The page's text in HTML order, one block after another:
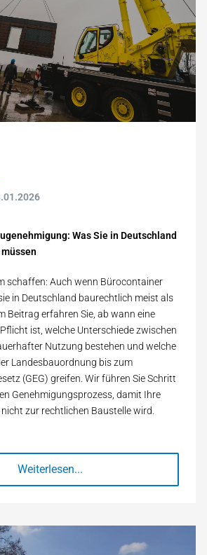
Was Sie in Deutschland
schaffen: Auch wenn Bürocontainer
in Deutschland baurechtlich meist als
Beitrag erfahren Sie, ab wann eine
ist, welche Unterschiede zwischen
Nutzung bestehen und welche
Landesbauordnung bis zum
(GEG) greifen. Wir führen Sie Schritt
Genehmigungsprozess, damit Ihre
zur rechtlichen Baustelle wird.
Weiterlesen...